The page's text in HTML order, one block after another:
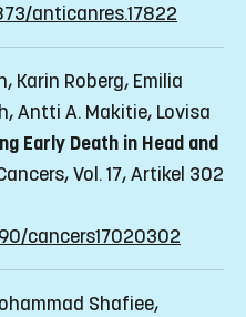
anticanres.17822
Karin Roberg, Emilia
Antti A. Makitie, Lovisa
Early Death in Head and
Vol. 17, Artikel 302
cancers17020302
Shafiee,